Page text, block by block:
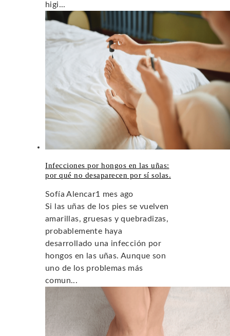
higi...
Infecciones por hongos en las uñas:
por qué no desaparecen por sí solas.
Sofía Alencar1 mes ago
Si las uñas de los pies se vuelven
amarillas, gruesas y quebradizas,
probablemente haya
desarrollado una infección por
hongos en las uñas. Aunque son
uno de los problemas más
comun...